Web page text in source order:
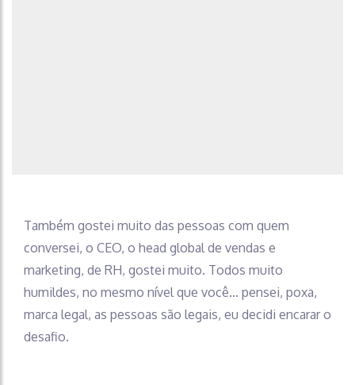
Também gostei muito das pessoas com quem
conversei, o CEO, o head global de vendas e
marketing, de RH, gostei muito. Todos muito
humildes, no mesmo nível que você… pensei, poxa,
marca legal, as pessoas são legais, eu decidi encarar o
desafio.